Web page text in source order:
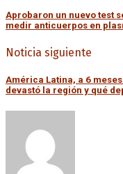
Aprobaron un nuevo test
medir anticuerpos en
Noticia siguiente
América Latina, a 6
devastó la región y qué